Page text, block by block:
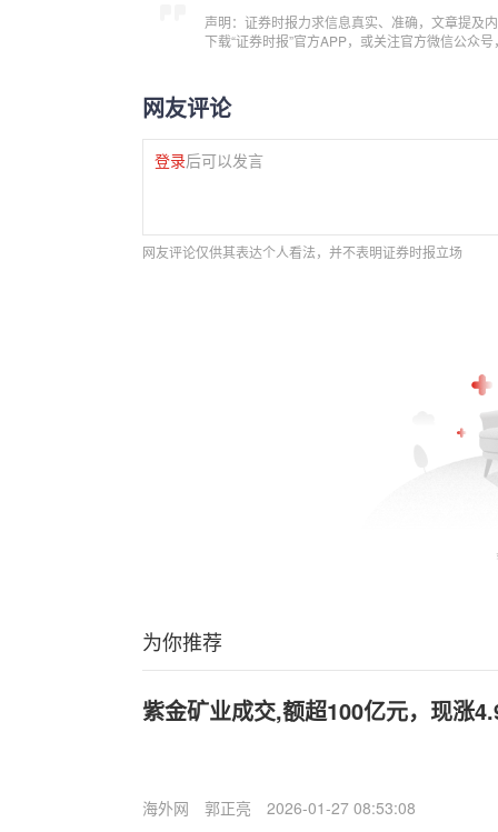
声明：证券时报力求信息真实、准确，文章提及
下载“证券时报”官方APP，或关注官方微信公众
网友评论
登录后可以发言
网友评论仅供其表达个人看法，并不表明证券时报立场
为你推荐
紫金矿业成交,额超100亿元，现涨
海外网 郭正亮 2026-01-27 08:53:08